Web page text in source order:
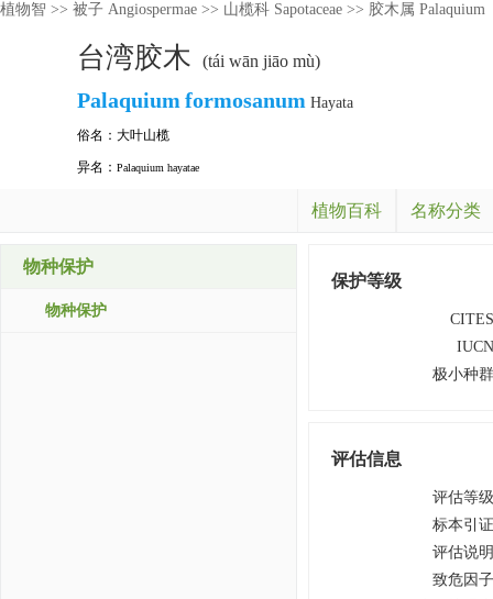
植物智 >> 被子 Angiospermae >> 山榄科 Sapotaceae >> 胶木属 Palaquium
台湾胶木 (tái wān jiāo mù)
Palaquium formosanum Hayata
俗名： 大叶山榄
异名： Palaquium hayatae
植物百科 名称分类
物种保护
物种保护
保护等级
极小种
评估信息
评估等
标本引
评估说
致危因